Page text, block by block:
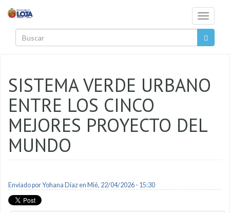
Toggle
SISTEMA VERDE URBANO
ENTRE LOS CINCO
MEJORES PROYECTO DEL
MUNDO
Enviado porYohana Diazen Mié, 22/04/2026 - 15:30